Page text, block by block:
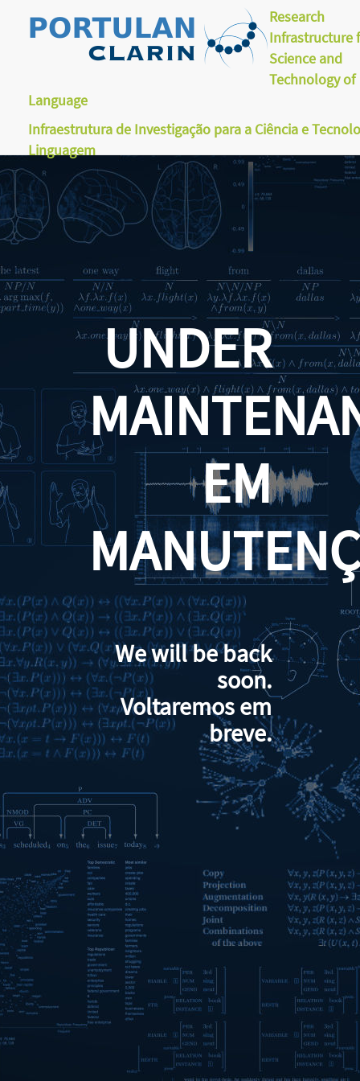
Research
Infrastructure
Science and
Technology of
Language
Infraestrutura de Investigação para a Ciência e
Linguagem
UNDER
EM
We will be back
soon.
Voltaremos em
breve.